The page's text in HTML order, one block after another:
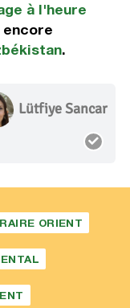
à l'heure
.
Lütfiye Sancar
ORIENT